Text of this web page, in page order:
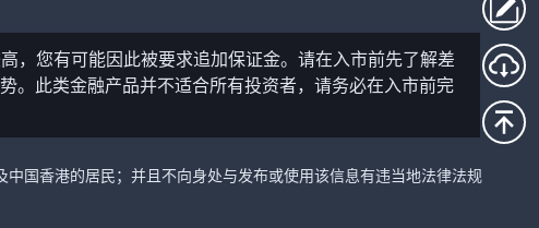
，您有可能因此被要求追加保证金。请在入市前先了解差
。此类金融产品并不适合所有投资者，请务必在入市前完
国香港的居民；并且不向身处与发布或使用该信息有违当地法律法规